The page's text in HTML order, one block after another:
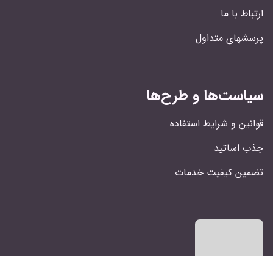
ارتباط با ما
پرسشهای متداول
سیاست‌ها و طرح‌ها
قوانین و شرایط استفاده
جذب اساتید
تضمین کیفیت خدمات